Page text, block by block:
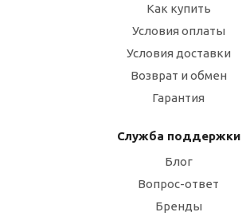
Как купить
Условия оплаты
Условия доставки
Возврат и обмен
Гарантия
Служба поддержки
Блог
Вопрос-ответ
Бренды